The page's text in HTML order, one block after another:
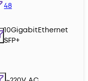
48
10GigabitEthernet
SFP+